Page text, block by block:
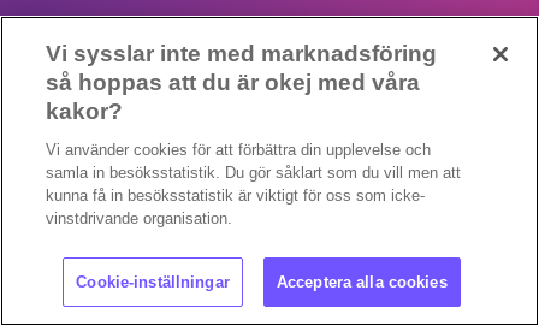
Copyright 2023 © Supermiljöbloggen Cookieinställningar
Vi sysslar inte med marknadsföring
så hoppas att du är okej med våra
kakor?
Vi använder cookies för att förbättra din upplevelse och
samla in besöksstatistik. Du gör såklart som du vill men att
kunna få in besöksstatistik är viktigt för oss som icke-
vinstdrivande organisation.
Cookie-inställningar Acceptera alla cookies